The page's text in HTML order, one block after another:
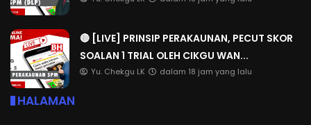
🔴 [LIVE] PRINSIP PERAKAUNAN, PECUT SKOR
SOALAN 1 TRIAL OLEH CIKGU WAN...
Yu. Chekgu LK dalam 18 jam yang lalu
HALAMAN